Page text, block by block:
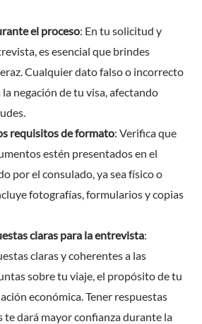
el proceso: En tu solicitud y
es esencial que brindes
Cualquier dato falso o incorrecto
negación de tu visa, afectando
requisitos de formato: Verifica que
estén presentados en el
por el consulado, ya sea físico o
fotografías, formularios y copias
claras para la entrevista:
claras y coherentes a las
sobre tu viaje, el propósito de tu
económica. Tener respuestas
te dará mayor confianza durante la